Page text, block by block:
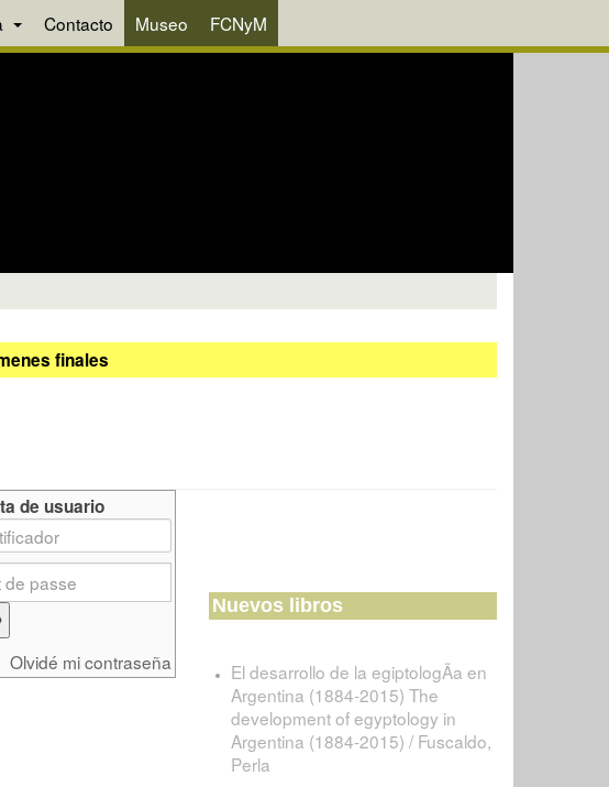
Contacto Museo FCNyM
finales
de usuario
Olvidé mi contraseña
Nuevos libros
El desarrollo de la egiptologÃ­a en
Argentina (1884-2015) The
development of egyptology in
Argentina (1884-2015) / Fuscaldo,
Perla